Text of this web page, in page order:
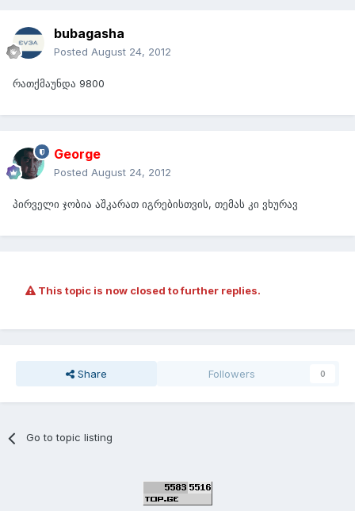
bubagasha
Posted August 24, 2012
რათქმაუნდა 9800
George
Posted August 24, 2012
პირველი ჯობია აშკარათ იგრებისთვის, თემას კი ვხურავ
This topic is now closed to further replies.
Share Followers 0
Go to topic listing